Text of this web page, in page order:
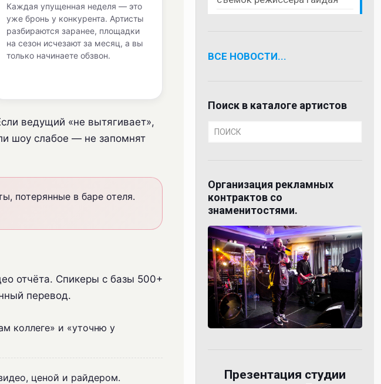
Каждая упущенная неделя — это
уже бронь у конкурента. Артисты
разбираются заранее, площадки
на сезон исчезают за месяц, а вы
только начинаете обзвон.
ведущий «не вытягивает»,
шоу слабое — не запомнят
потерянные в баре отеля.
отчёта. Спикеры с базы 500+
перевод.
коллеге» и «уточню у
ценой и райдером.
ВСЕ НОВОСТИ...
Поиск в каталоге артистов
Организация рекламных
контрактов со
знаменитостями.
Презентация студии